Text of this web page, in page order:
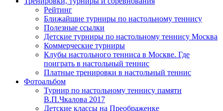
Рейтинг
Ближайшие турниры по настольному теннису
Полезные ссылки
Детские турниры по настольному теннису Москва
Коммерческие турниры
Клубы настольного тенниса в Москве. Где
поиграть в настольный теннис
Платные тренировки в настольный теннис
Фотоальбом
Турнир по настольному теннису памяти
В.П.Чкалова 2017
Детские классы на Преображенке